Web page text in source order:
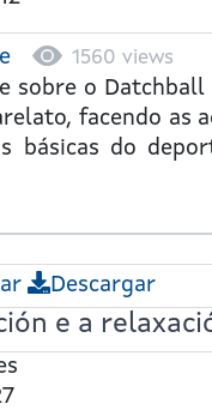
about
Deportes
na
Escola:
1560 views
sobre o Datchball
facendo
básicas do
Descargar
e a